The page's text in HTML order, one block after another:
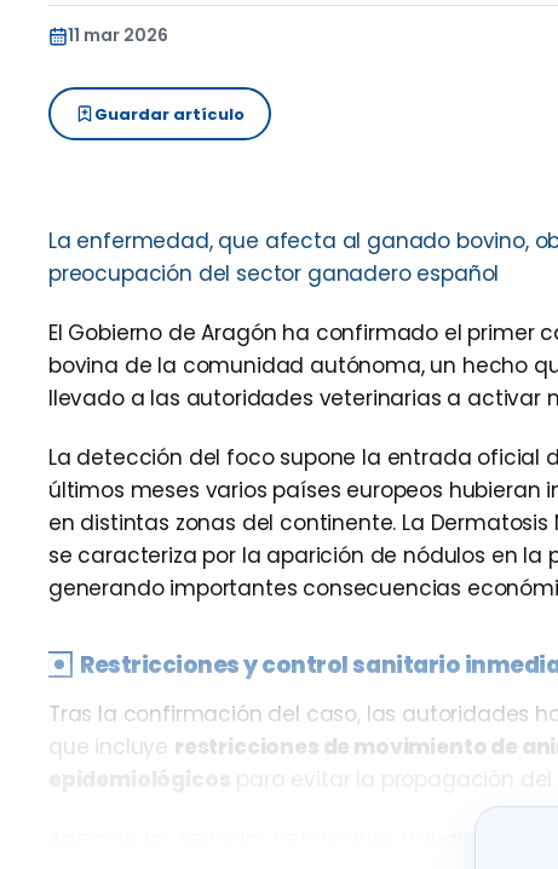
11 mar 2026
Guardar artículo
La enfermedad, que afecta al ganado bovino,
preocupación del sector ganadero español
El Gobierno deAragón ha confirmado el primer
bovina de la comunidad autónoma, un hecho
llevado a las autoridades veterinarias a activar
La detección del foco supone la entrada oficial
últimos meses varios países europeos
en distintas zonas del continente. La
se caracteriza por la aparición de nódulos en la
generando importantes consecuencias
Restricciones y control sanitario
Tras la confirmación del caso, las autoridades
que incluye restricciones de movimiento de
Además, los servicios veterinarios trabajan en